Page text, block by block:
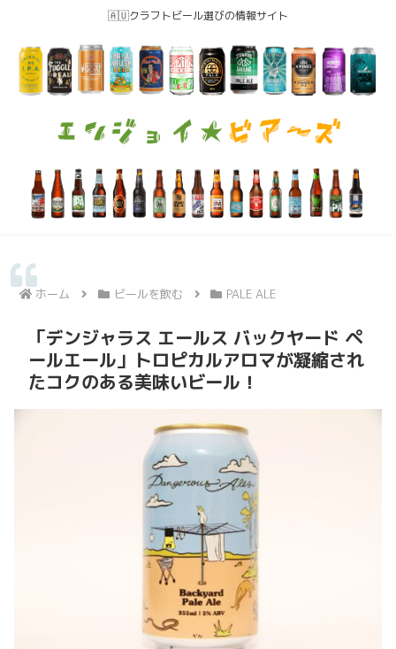
🇦🇺クラフトビール選びの情報サイト
ホーム ビールを飲む PALE ALE
「デンジャラス エールス バックヤード ペ
ールエール」トロピカルアロマが凝縮され
たコクのある美味いビール！